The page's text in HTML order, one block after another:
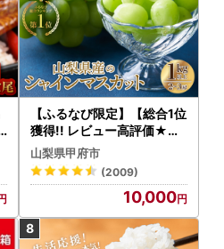
【ふるなび限定】【総合1位
獲得!! レビュー高評価★】
〈2026年度配送分〉山梨
県産 シャインマスカット 2
～3房（1.0kg以上）シャイ
ン フルーツ FN-Limited-S
P
山梨県甲府市
(2009)
10,000